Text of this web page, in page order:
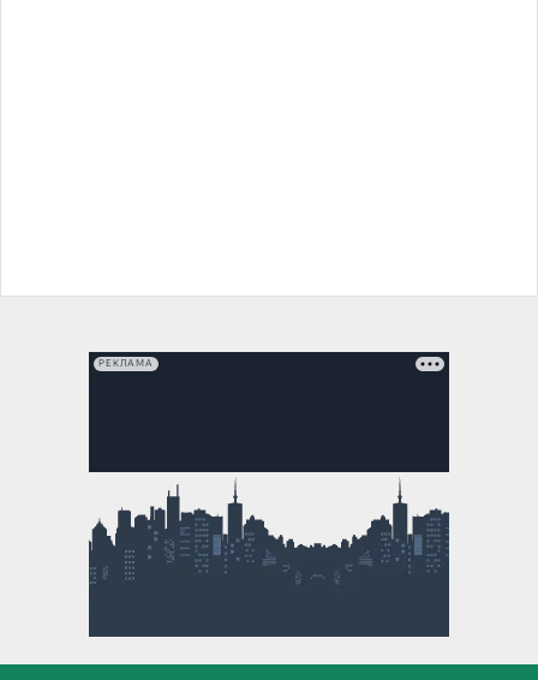
РЕКЛАМА